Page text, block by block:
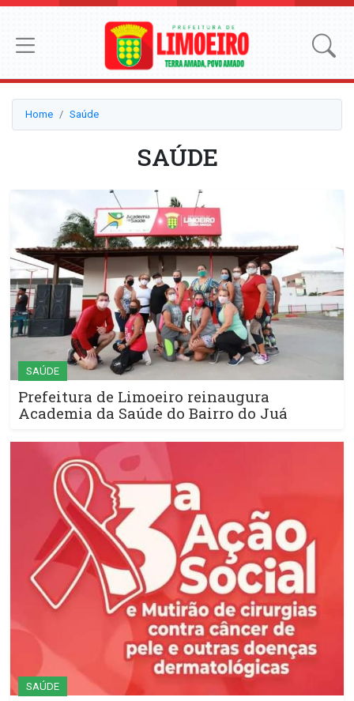
Home Saúde
SAÚDE
SAÚDE
Prefeitura de Limoeiro reinaugura
Academia da Saúde do Bairro do Juá
SAÚDE